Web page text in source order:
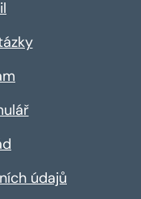
údajů